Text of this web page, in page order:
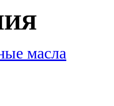
масла